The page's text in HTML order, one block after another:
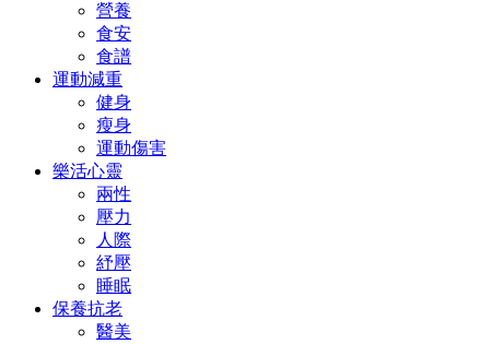
營養
食安
食譜
運動減重
健身
瘦身
運動傷害
樂活心靈
兩性
壓力
人際
紓壓
睡眠
保養抗老
醫美